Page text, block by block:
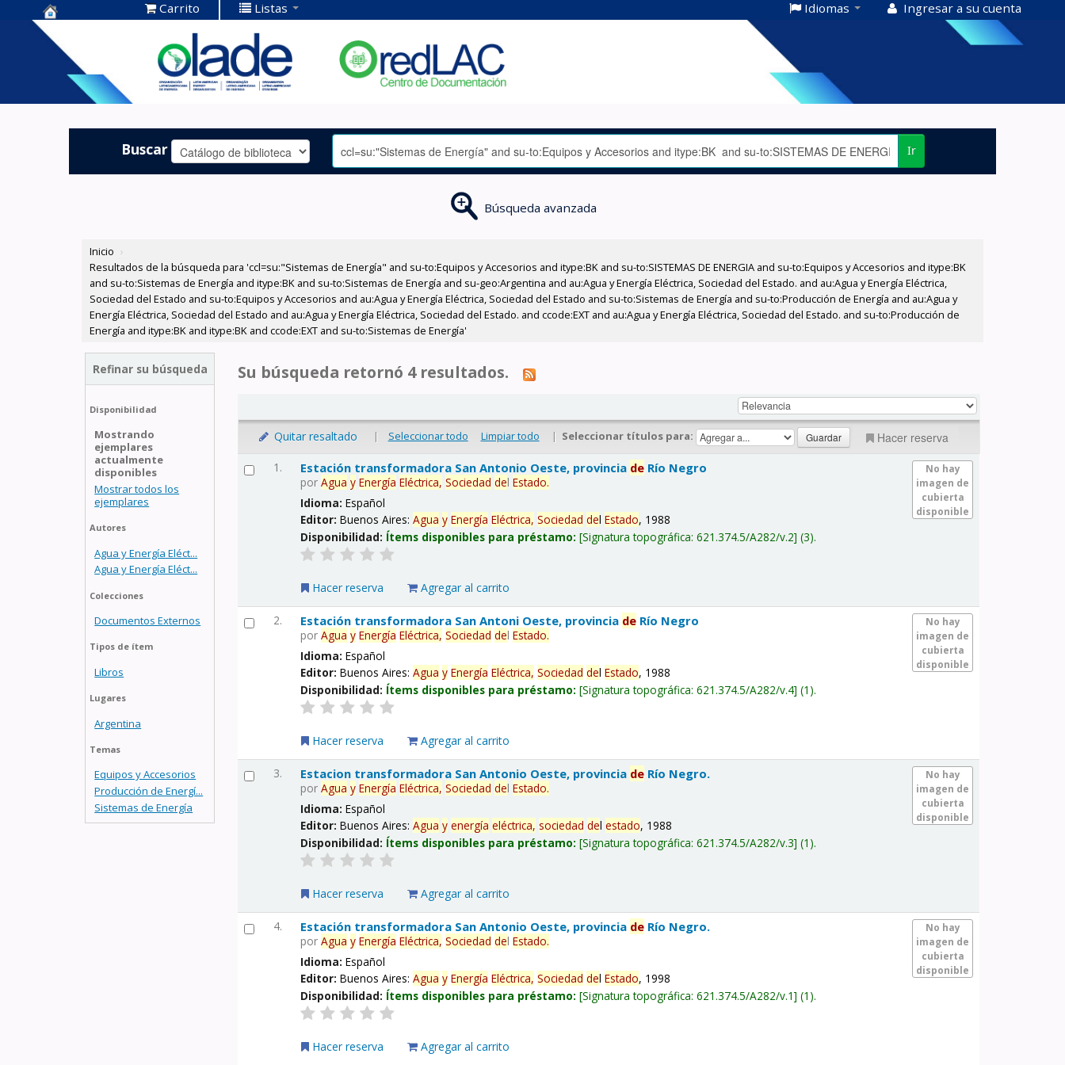
Centro de
Documentación
OLADE -
Carrito Listas Idiomas Ingresar a su cuenta
Buscar Ir
Búsqueda avanzada
Inicio ›
Resultados de la búsqueda para 'ccl=su:"Sistemas de Energía" and su-to:Equipos y Accesorios and itype:BK and su-to:SISTEMAS DE ENERGIA and su-to:Equipos y Accesorios and itype:BK
and su-to:Sistemas de Energía and itype:BK and su-to:Sistemas de Energía and su-geo:Argentina and au:Agua y Energía Eléctrica, Sociedad del Estado. and au:Agua y Energía Eléctrica,
Sociedad del Estado and su-to:Equipos y Accesorios and au:Agua y Energía Eléctrica, Sociedad del Estado and su-to:Sistemas de Energía and su-to:Producción de Energía and au:Agua y
Energía Eléctrica, Sociedad del Estado and au:Agua y Energía Eléctrica, Sociedad del Estado. and ccode:EXT and au:Agua y Energía Eléctrica, Sociedad del Estado. and su-to:Producción de
Energía and itype:BK and itype:BK and ccode:EXT and su-to:Sistemas de Energía'
Refinar su búsqueda
Disponibilidad
Mostrando
ejemplares
actualmente
disponibles
Mostrar todos los
ejemplares
Autores
Agua y Energía Eléct...
Agua y Energía Eléct...
Colecciones
Documentos Externos
Tipos de ítem
Libros
Lugares
Argentina
Temas
Equipos y Accesorios
Producción de Energí...
Sistemas de Energía
Su búsqueda retornó 4 resultados.
Quitar resaltado | Seleccionar todo Limpiar todo | Seleccionar títulos para: Hacer reserva
1.
No hay
imagen de
cubierta
disponible
Estación transformadora San Antonio Oeste, provincia de Río Negro
porAgua y Energía Eléctrica, Sociedad delEstado.
Idioma:Español
Editor:Buenos Aires:Agua y Energía Eléctrica, Sociedad delEstado, 1988
Disponibilidad: Ítems disponibles para préstamo: Signatura topográfica:621.374.5/A282/v.2 (3).
Hacer reserva Agregar al carrito
2.
No hay
imagen de
cubierta
disponible
Estación transformadora San Antoni Oeste, provincia de Río Negro
porAgua y Energía Eléctrica, Sociedad delEstado.
Idioma:Español
Editor:Buenos Aires:Agua y Energía Eléctrica, Sociedad delEstado, 1988
Disponibilidad: Ítems disponibles para préstamo: Signatura topográfica:621.374.5/A282/v.4 (1).
Hacer reserva Agregar al carrito
3.
No hay
imagen de
cubierta
disponible
Estacion transformadora San Antonio Oeste, provincia de Río Negro.
porAgua y Energía Eléctrica, Sociedad delEstado.
Idioma:Español
Editor:Buenos Aires:Agua y energía eléctrica, sociedad delestado, 1988
Disponibilidad: Ítems disponibles para préstamo: Signatura topográfica:621.374.5/A282/v.3 (1).
Hacer reserva Agregar al carrito
4.
No hay
imagen de
cubierta
disponible
Estación transformadora San Antonio Oeste, provincia de Río Negro.
porAgua y Energía Eléctrica, Sociedad delEstado.
Idioma:Español
Editor:Buenos Aires:Agua y Energía Eléctrica, Sociedad delEstado, 1998
Disponibilidad: Ítems disponibles para préstamo: Signatura topográfica:621.374.5/A282/v.1 (1).
Hacer reserva Agregar al carrito